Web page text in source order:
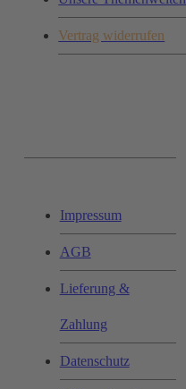
Vertrag widerrufen
Impressum
AGB
Lieferung &
Zahlung
Datenschutz